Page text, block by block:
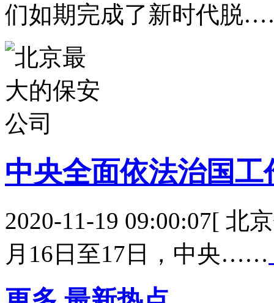
们如期完成了新时代脱
中央全面依法治国
2020-11-19 09:00:07[ 北
月16日至17日，中央……